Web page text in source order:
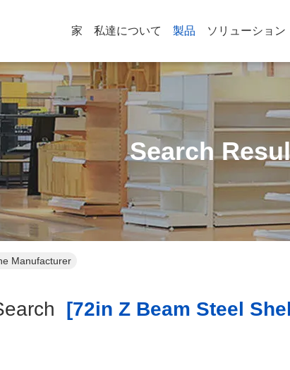
家 私達について 製品 ソリューション
Search
Manufacturer
[72in Z Beam Steel